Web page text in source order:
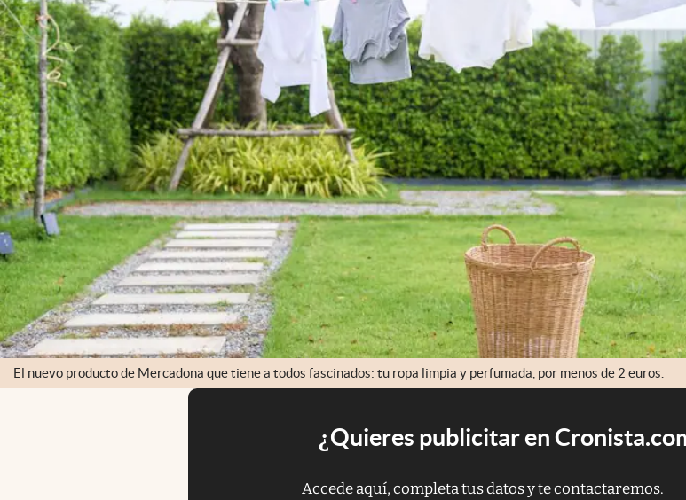
El nuevo producto de Mercadona que tiene a todos fascinados: tu ropa limpia y perfumada, por menos de 2 euros.
¿Quieres publicitar en
Accede aquí, completa tus datos y te contactaremos.